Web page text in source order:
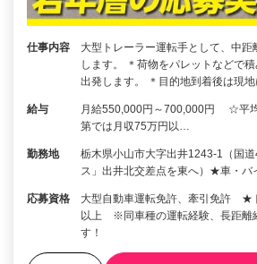
仕事内容
大型トレーラー運転手として、中
します。 ＊荷物をパレットなどで
出発します。 ＊目的地到着後は現
給与
月給550,000円～700,000円 ☆平
第では月収75万円以…
勤務地
栃木県小山市大字出井1243-1（国
ス」出井北交差点を東へ）★車・バ
応募資格
大型自動車運転免許、牽引免許 ★
以上 ※同車種の運転経験、長距離
す！